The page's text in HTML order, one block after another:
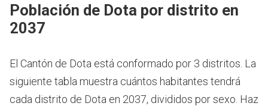
Población de Dota por distrito en
2037
El Cantón de Dota está conformado por 3 distritos. La
siguiente tabla muestra cuántos habitantes tendrá
cada distrito de Dota en 2037, divididos por sexo. Haz